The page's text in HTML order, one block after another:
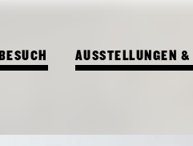
BESUCH AUSSTELLUNGEN &